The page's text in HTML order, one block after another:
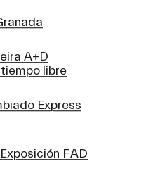
A+D
libre
Express
FAD